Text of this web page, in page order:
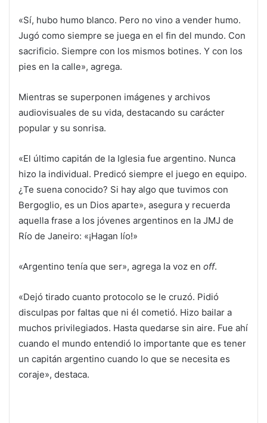
«Sí, hubo humo blanco. Pero no vino a vender humo.
Jugó como siempre se juega en el fin del mundo. Con
sacrificio. Siempre con los mismos botines. Y con los
pies en la calle», agrega.
Mientras se superponen imágenes y archivos
audiovisuales de su vida, destacando su carácter
popular y su sonrisa.
«El último capitán de la Iglesia fue argentino. Nunca
hizo la individual. Predicó siempre el juego en equipo.
¿Te suena conocido? Si hay algo que tuvimos con
Bergoglio, es un Dios aparte», asegura y recuerda
aquella frase a los jóvenes argentinos en la JMJ de
Río de Janeiro: «¡Hagan lío!»
«Argentino tenía que ser», agrega la voz en off.
«Dejó tirado cuanto protocolo se le cruzó. Pidió
disculpas por faltas que ni él cometió. Hizo bailar a
muchos privilegiados. Hasta quedarse sin aire. Fue ahí
cuando el mundo entendió lo importante que es tener
un capitán argentino cuando lo que se necesita es
coraje», destaca.